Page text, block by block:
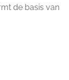
de basis van